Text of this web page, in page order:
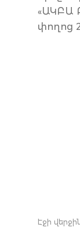
«ԱԿԲԱ
փողոց
Էջի